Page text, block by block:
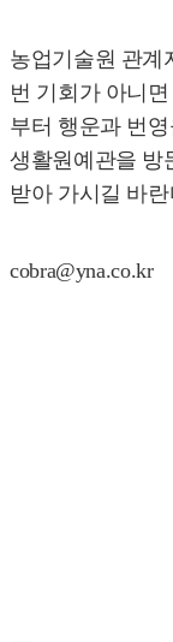
농업기술원 관계
번 기회가 아니
부터 행운과 번
생활원예관을 방
받아 가시길 바
cobra@yna.co.kr